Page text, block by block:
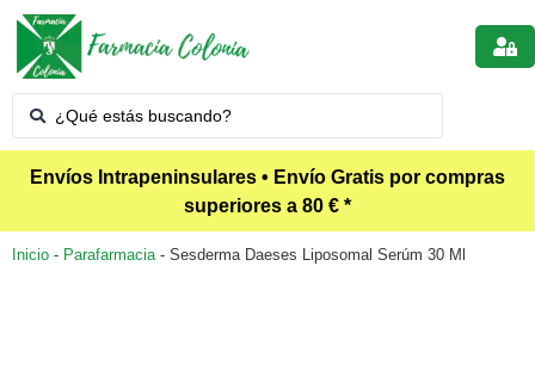
Envíos Intrapeninsulares • Envío Gratis por compras
superiores a 80 € *
Inicio - Parafarmacia- Sesderma Daeses Liposomal Serúm 30 Ml